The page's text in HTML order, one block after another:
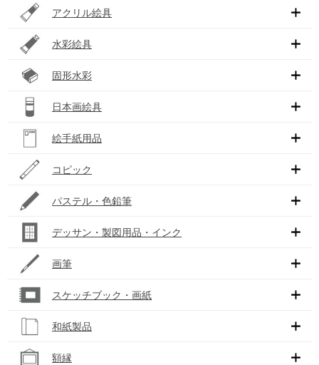
アクリル絵具
水彩絵具
固形水彩
日本画絵具
絵手紙用品
コピック
パステル・色鉛筆
デッサン・製図用品・インク
画筆
スケッチブック・画紙
和紙製品
額縁